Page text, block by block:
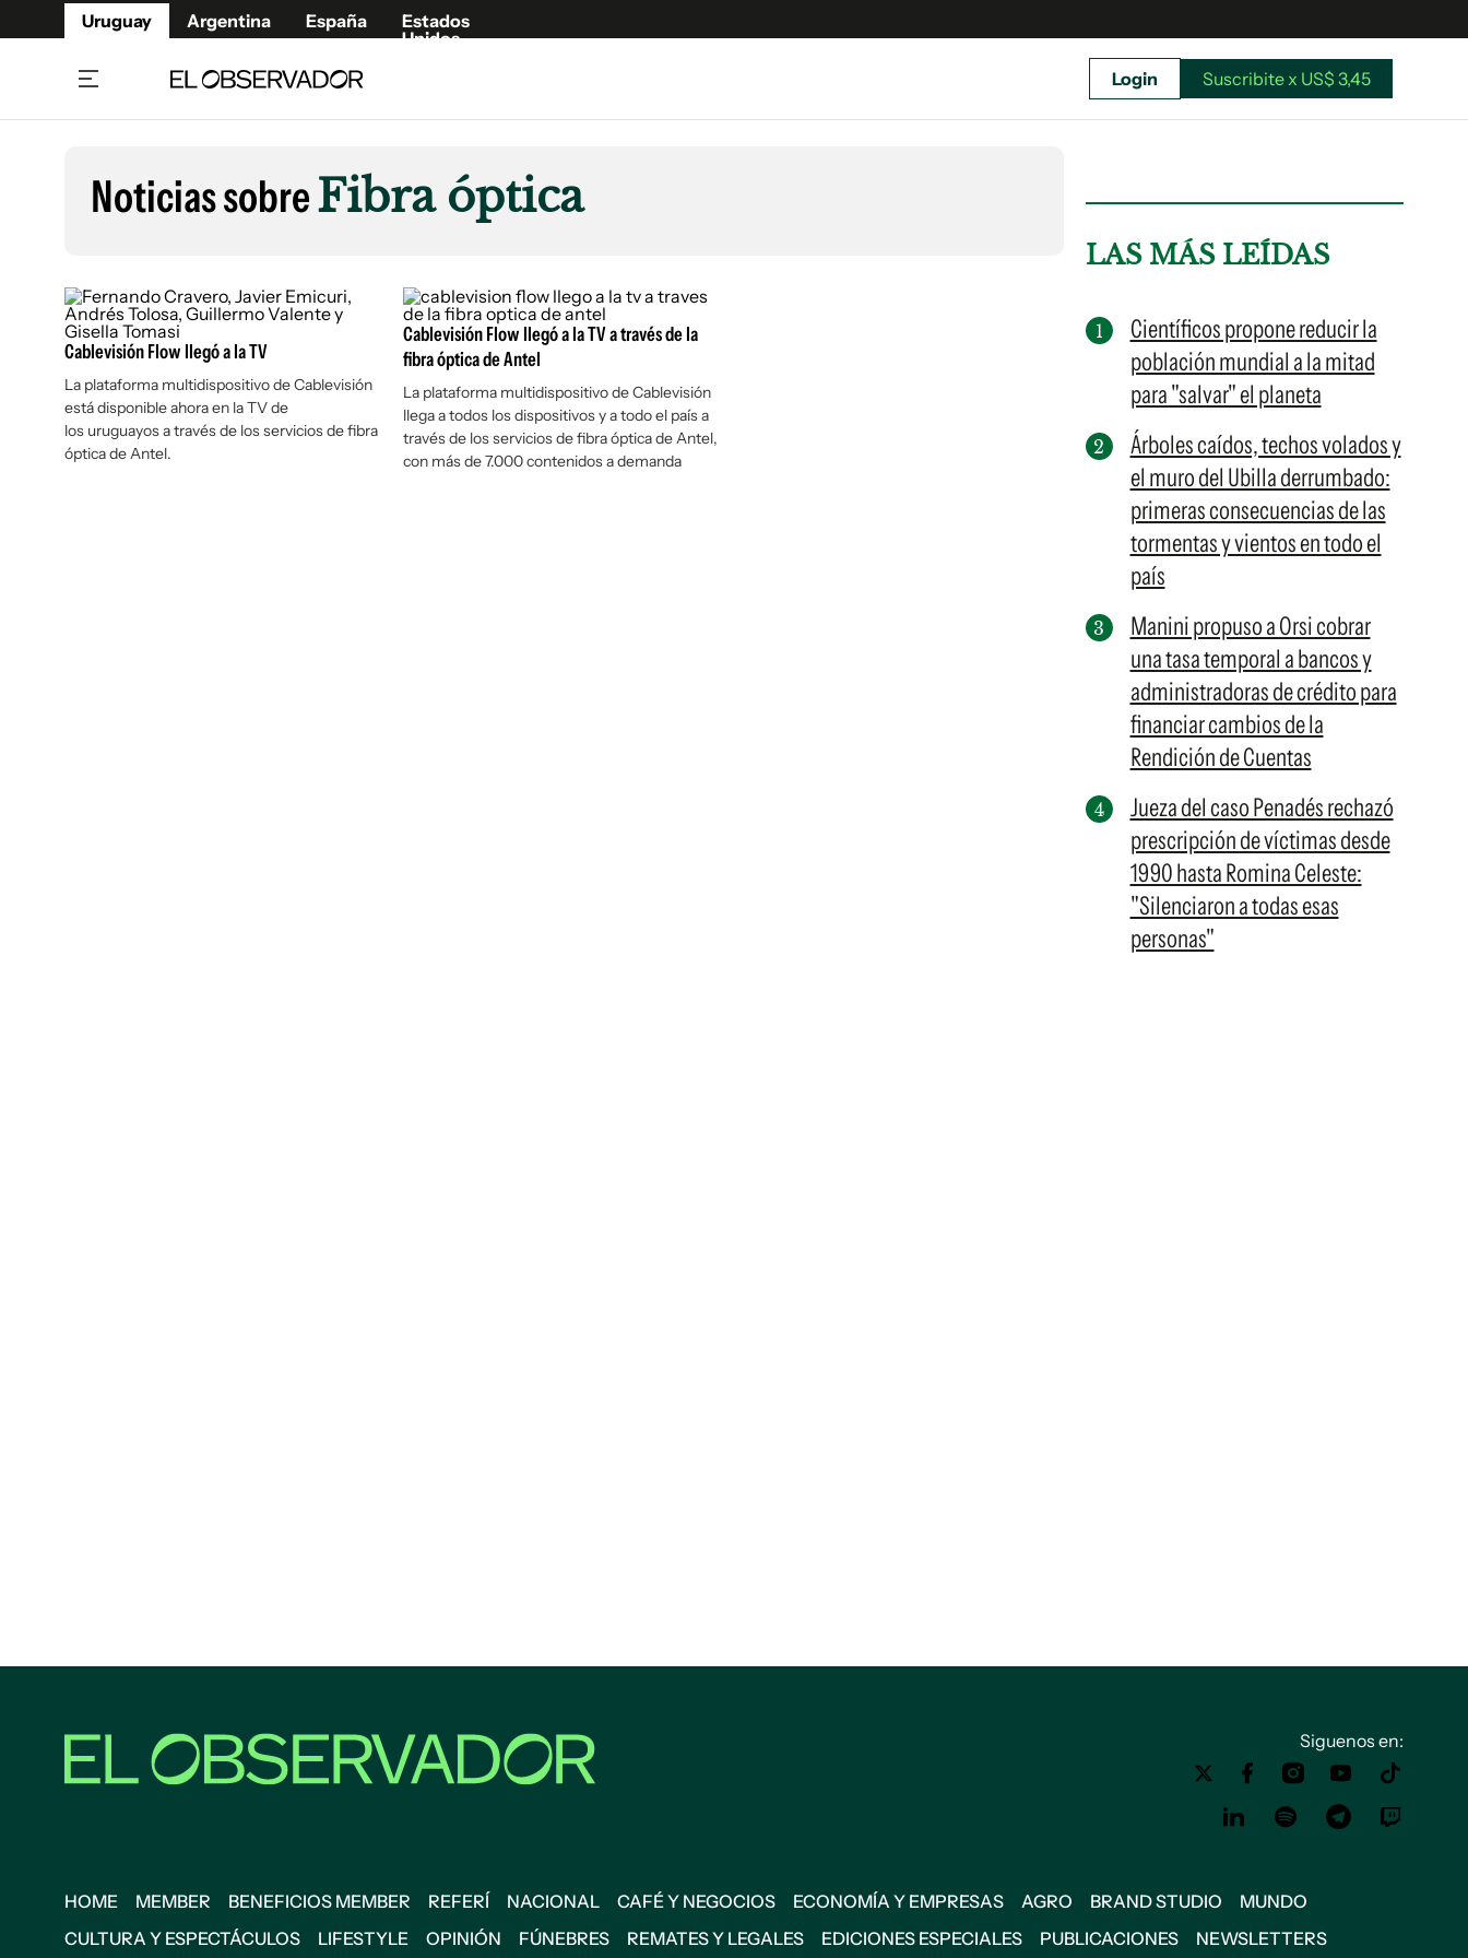
Uruguay Argentina España
Estados
Unidos
Beneficios Member
Café y Negocios
Economía y Empresas
Brand Studio
Mundo
Cultura y Espectáculos
Fúnebres
Publicaciones
Newsletters
Argentina
España
Estados Unidos
Suscribite x US$ 3,45
Login Suscribite x US$ 3,45
Noticias sobreFibra óptica
Cablevisión Flow llegó a la TV
La plataforma multidispositivo de Cablevisión
está disponible ahora en la TV de
los uruguayos a través de los servicios de fibra
óptica de Antel.
Cablevisión Flow llegó a la TV a través de la
fibra óptica de Antel
La plataforma multidispositivo de Cablevisión
llega a todos los dispositivos y a todo el país a
través de los servicios de fibra óptica de Antel,
con más de 7.000 contenidos a demanda
LAS MÁS LEÍDAS
Científicos propone reducir la
población mundial a la mitad
para "salvar" el planeta
Árboles caídos, techos volados y
el muro del Ubilla derrumbado:
primeras consecuencias de las
tormentas y vientos en todo el
país
Manini propuso a Orsi cobrar
una tasa temporal a bancos y
administradoras de crédito para
financiar cambios de la
Rendición de Cuentas
Jueza del caso Penadés rechazó
prescripción de víctimas desde
1990 hasta Romina Celeste:
"Silenciaron a todas esas
personas"
Siguenos en:
HOME MEMBER BENEFICIOS MEMBER REFERÍ NACIONAL CAFÉ Y NEGOCIOS ECONOMÍA Y EMPRESAS AGRO BRAND STUDIO
MUNDO
CULTURA Y ESPECTÁCULOS
LIFESTYLE OPINIÓN FÚNEBRES REMATES Y LEGALES EDICIONES ESPECIALES PUBLICACIONES NEWSLETTERS